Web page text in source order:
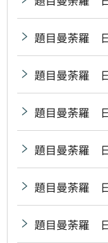
題目曼荼羅
題目曼荼羅
題目曼荼羅
題目曼荼羅
題目曼荼羅
題目曼荼羅 日